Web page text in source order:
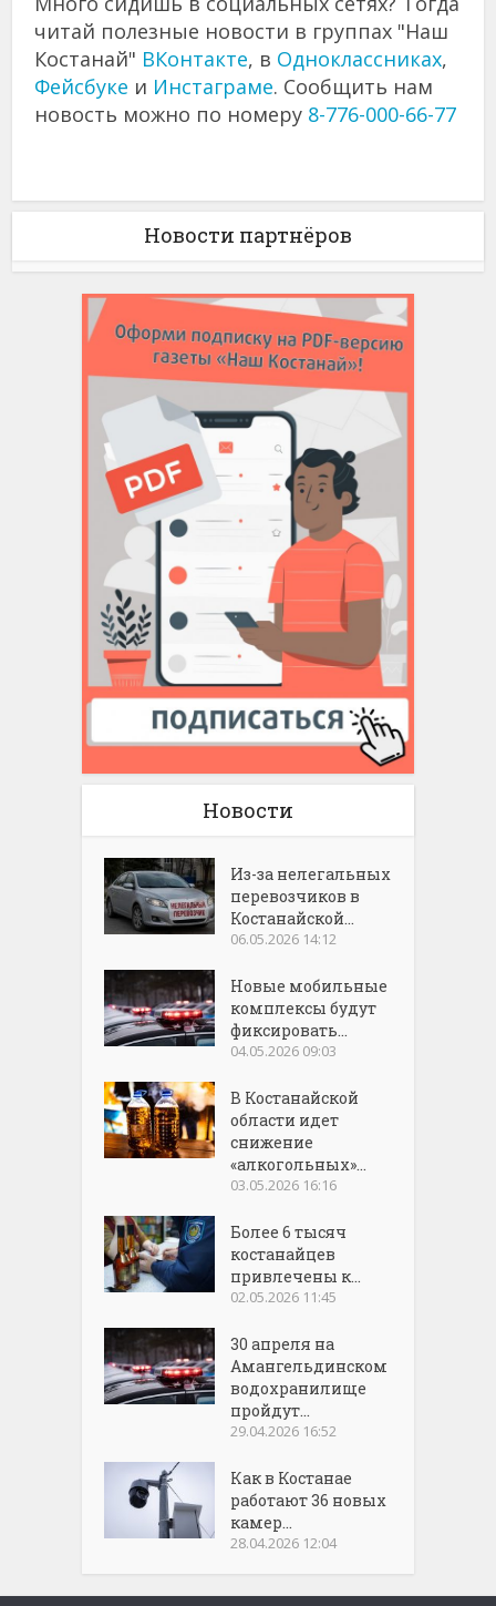
читай полезные новости в группах "Наш
Костанай" ВКонтакте, в Одноклассниках,
Фейсбуке и Инстаграме. Сообщить нам
новость можно по номеру 8-776-000-66-77
Новости партнёров
Новости
Из-за нелегальных
перевозчиков в
Костанайской...
06.05.2026 14:12
Новые мобильные
комплексы будут
фиксировать...
04.05.2026 09:03
В Костанайской
области идет
снижение
«алкогольных»...
03.05.2026 16:16
Более 6 тысяч
костанайцев
привлечены к...
02.05.2026 11:45
30 апреля на
Амангельдинском
водохранилище
пройдут...
29.04.2026 16:52
Как в Костанае
работают 36 новых
камер...
28.04.2026 12:04